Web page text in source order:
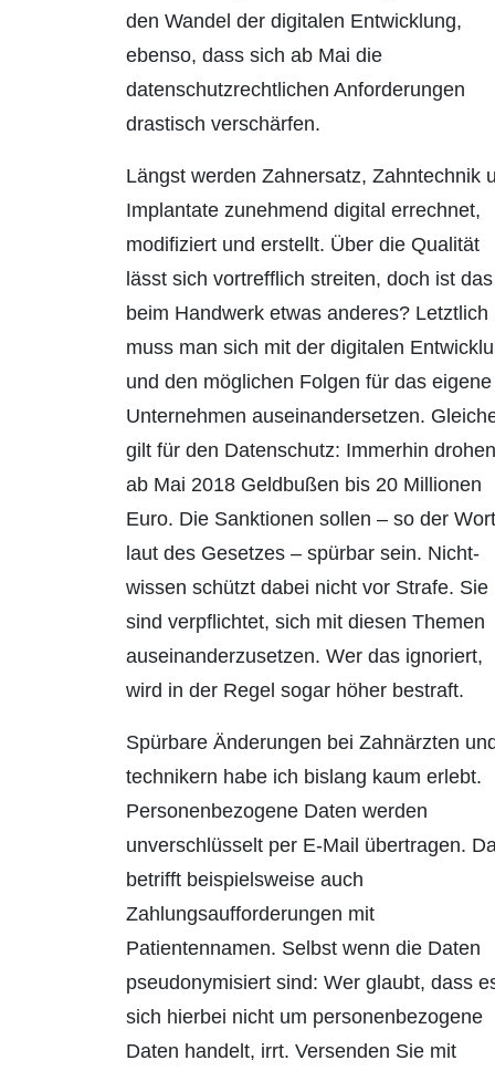
den Wandel der digitalen Entwicklung,
ebenso, dass sich ab Mai die
datenschutzrechtlichen Anforderungen
drastisch verschärfen.
Längst werden Zahnersatz, Zahntechnik
Implantate zunehmend digital errechnet,
modifiziert und erstellt. Über die Qualität
lässt sich vortrefflich streiten, doch ist das
beim Handwerk etwas anderes? Letztlich
muss man sich mit der digitalen
und den möglichen Folgen für das eigene
Unternehmen auseinandersetzen.
gilt für den Datenschutz: Immerhin drohen
ab Mai 2018 Geldbußen bis 20 Millionen
Euro. Die Sanktionen sollen – so der
laut des Gesetzes – spürbar sein. Nicht­
wissen schützt dabei nicht vor Strafe. Sie
sind verpflichtet, sich mit diesen Themen
auseinanderzusetzen. Wer das ignoriert,
wird in der Regel sogar höher bestraft.
Spürbare Änderungen bei Zahnärzten
technikern habe ich bislang kaum erlebt.
Personenbezogene Daten werden
unverschlüsselt per E-Mail übertragen.
betrifft beispielsweise auch
Zahlungsaufforderun­gen mit
Patientennamen. Selbst wenn die Daten
pseudonymisiert sind: Wer glaubt, dass
sich hierbei nicht um personenbezogene
Daten handelt, irrt. Versenden Sie mit